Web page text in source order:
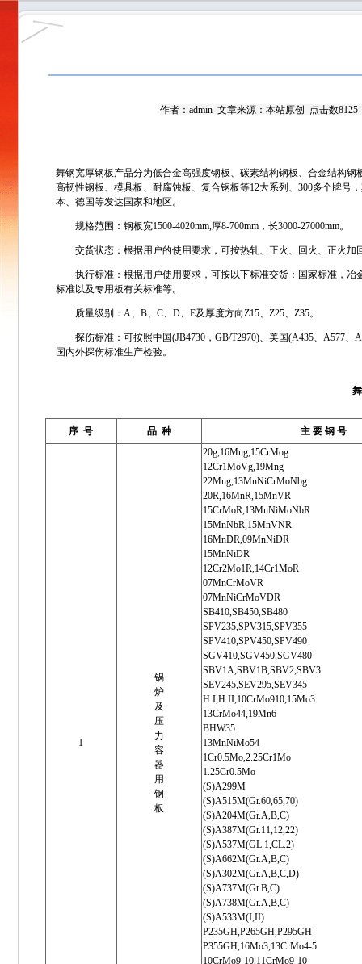
作者： admin 文章来源：本站原创 点击数8125
舞钢宽厚钢板产品分为低合金高强度钢板、碳素结构钢板、合金结构
高韧性钢板、模具板、耐腐蚀板、复合钢板等12大系列、300多个牌号
本、德国等发达国家和地区。
规格范围：钢板宽1500-4020mm,厚8-700mm，长3000-27000mm。
交货状态：根据用户的使用要求，可按热轧、正火、回火、正火加
执行标准：根据用户使用要求，可按以下标准交货：国家标准，冶
标准以及专用板有关标准等。
质量级别：A、B、C、D、E及厚度方向Z15、Z25、Z35。
探伤标准：可按照中国(JB4730，GB/T2970)、美国(A435、A577、
国内外探伤标准生产检验。
序 号 品 种 主 要 钢 号
1
锅
炉
及
压
力
容
器
用
钢
板
20g,16Mng,15CrMog
12Cr1MoVg,19Mng
22Mng,13MnNiCrMoNbg
20R,16MnR,15MnVR
15CrMoR,13MnNiMoNbR
15MnNbR,15MnVNR
16MnDR,09MnNiDR
15MnNiDR
12Cr2Mo1R,14Cr1MoR
07MnCrMoVR
07MnNiCrMoVDR
SB410,SB450,SB480
SPV235,SPV315,SPV355
SPV410,SPV450,SPV490
SGV410,SGV450,SGV480
SBV1A,SBV1B,SBV2,SBV3
SEV245,SEV295,SEV345
H I,H II,10CrMo910,15Mo3
13CrMo44,19Mn6
BHW35
13MnNiMo54
1Cr0.5Mo,2.25Cr1Mo
1.25Cr0.5Mo
(S)A299M
(S)A515M(Gr.60,65,70)
(S)A204M(Gr.A,B,C)
(S)A387M(Gr.11,12,22)
(S)A537M(GL.1,CL.2)
(S)A662M(Gr.A,B,C)
(S)A302M(Gr.A,B,C,D)
(S)A737M(Gr.B,C)
(S)A738M(Gr.A,B,C)
(S)A533M(I,II)
P235GH,P265GH,P295GH
P355GH,16Mo3,13CrMo4-5
10CrMo9-10,11CrMo9-10